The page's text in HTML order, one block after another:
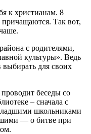
к христианам. 8
Так вот,
с родителями,
культуры». Ведь
для своих
беседы со
– сначала с
школьниками
— о битве при